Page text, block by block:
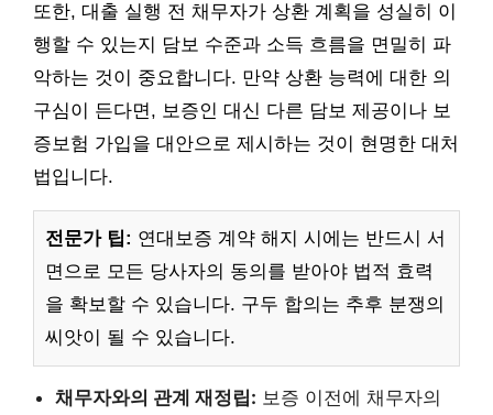
또한, 대출 실행 전 채무자가 상환 계획을 성실히 이
행할 수 있는지 담보 수준과 소득 흐름을 면밀히 파
악하는 것이 중요합니다. 만약 상환 능력에 대한 의
구심이 든다면, 보증인 대신 다른 담보 제공이나 보
증보험 가입을 대안으로 제시하는 것이 현명한 대처
법입니다.
전문가 팁: 연대보증 계약 해지 시에는 반드시 서
면으로 모든 당사자의 동의를 받아야 법적 효력
을 확보할 수 있습니다. 구두 합의는 추후 분쟁의
씨앗이 될 수 있습니다.
채무자와의 관계 재정립: 보증 이전에 채무자의